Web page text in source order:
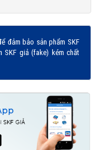
đảm bảo sản phẩm SKF
SKF giả (fake) kém chất